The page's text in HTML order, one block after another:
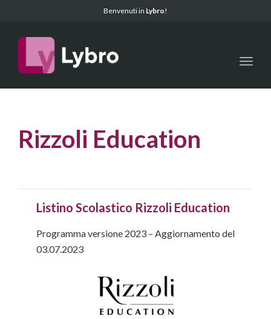
Benvenuti in Lybro!
Rizzoli Education
Listino Scolastico Rizzoli Education
Programma versione 2023 – Aggiornamento del
03.07.2023